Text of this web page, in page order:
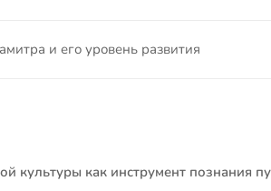
и его уровень развития
культуры как инструмент познания